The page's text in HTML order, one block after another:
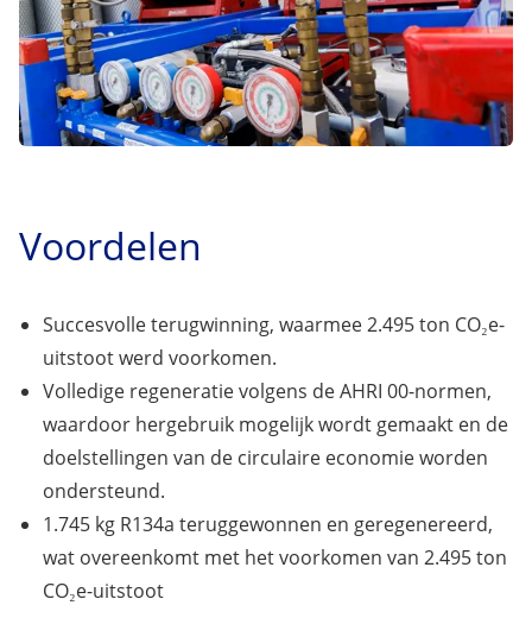
Voordelen
Succesvolle terugwinning, waarmee 2.495 ton CO₂e-
uitstoot werd voorkomen.
Volledige regeneratie volgens de AHRI 00-normen,
waardoor hergebruik mogelijk wordt gemaakt en de
doelstellingen van de circulaire economie worden
ondersteund.
1.745 kg R134a teruggewonnen en geregenereerd,
wat overeenkomt met het voorkomen van 2.495 ton
CO₂e-uitstoot